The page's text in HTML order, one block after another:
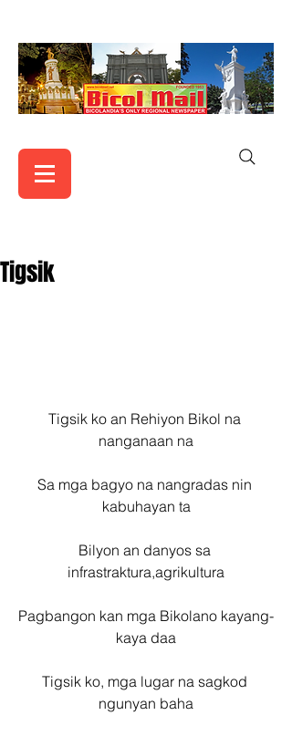
Tigsik
Tigsik ko an Rehiyon Bikol na
nanganaan na
Sa mga bagyo na nangradas nin
kabuhayan ta
Bilyon an danyos sa
infrastraktura,agrikultura
Pagbangon kan mga Bikolano kayang-
kaya daa
Tigsik ko, mga lugar na sagkod
ngunyan baha